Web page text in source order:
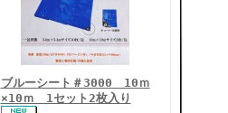
ブルーシート＃3000 10ｍ
×10ｍ 1セット2枚入り